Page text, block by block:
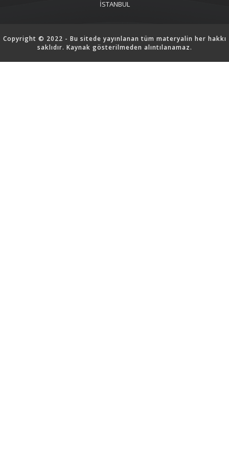
İSTANBUL
Copyright © 2022 - Bu sitede yayınlanan tüm materyalin her hakkı
saklıdır. Kaynak gösterilmeden alıntılanamaz.